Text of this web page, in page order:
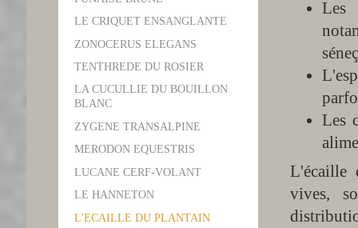
Les
Les
L'écaille
vives,
LE CRIQUET ENSANGLANTE
ZONOCERUS ELEGANS
TENTHREDE DU ROSIER
LA CUCULLIE DU BOUILLON
BLANC
ZYGENE TRANSALPINE
MERODON EQUESTRIS
LUCANE CERF-VOLANT
LE HANNETON
L'ECAILLE DU PLANTAIN